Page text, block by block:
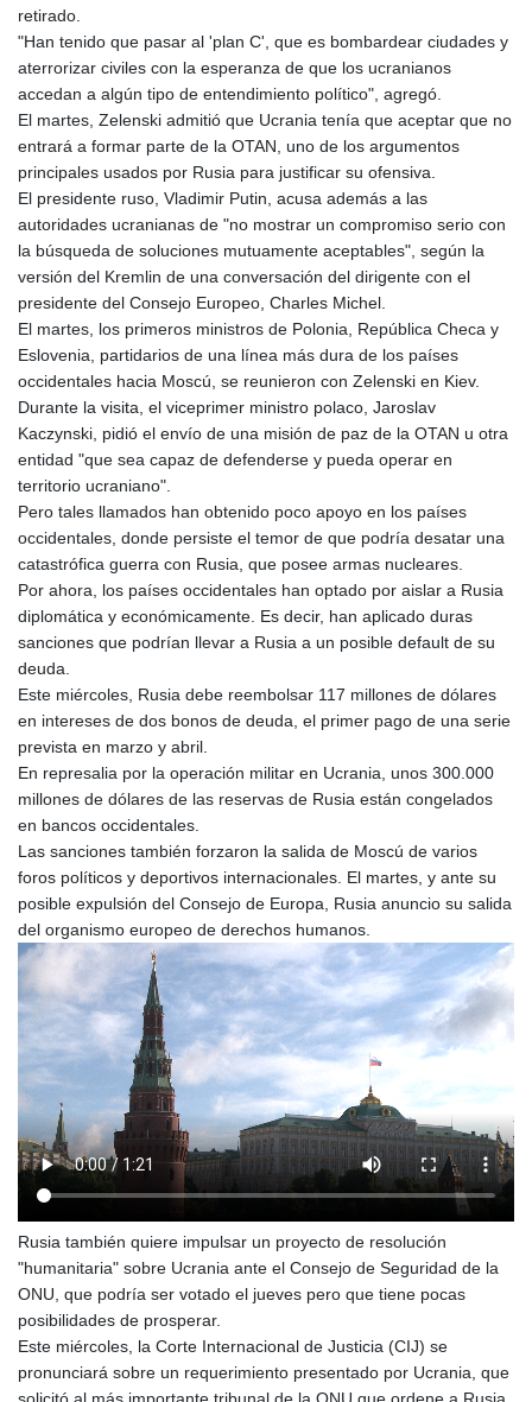
retirado.
"Han tenido que pasar al 'plan C', que es bombardear ciudades y
aterrorizar civiles con la esperanza de que los ucranianos
accedan a algún tipo de entendimiento político", agregó.
El martes, Zelenski admitió que Ucrania tenía que aceptar que no
entrará a formar parte de la OTAN, uno de los argumentos
principales usados por Rusia para justificar su ofensiva.
El presidente ruso, Vladimir Putin, acusa además a las
autoridades ucranianas de "no mostrar un compromiso serio con
la búsqueda de soluciones mutuamente aceptables", según la
versión del Kremlin de una conversación del dirigente con el
presidente del Consejo Europeo, Charles Michel.
El martes, los primeros ministros de Polonia, República Checa y
Eslovenia, partidarios de una línea más dura de los países
occidentales hacia Moscú, se reunieron con Zelenski en Kiev.
Durante la visita, el viceprimer ministro polaco, Jaroslav
Kaczynski, pidió el envío de una misión de paz de la OTAN u otra
entidad "que sea capaz de defenderse y pueda operar en
territorio ucraniano".
Pero tales llamados han obtenido poco apoyo en los países
occidentales, donde persiste el temor de que podría desatar una
catastrófica guerra con Rusia, que posee armas nucleares.
Por ahora, los países occidentales han optado por aislar a Rusia
diplomática y económicamente. Es decir, han aplicado duras
sanciones que podrían llevar a Rusia a un posible default de su
deuda.
Este miércoles, Rusia debe reembolsar 117 millones de dólares
en intereses de dos bonos de deuda, el primer pago de una serie
prevista en marzo y abril.
En represalia por la operación militar en Ucrania, unos 300.000
millones de dólares de las reservas de Rusia están congelados
en bancos occidentales.
Las sanciones también forzaron la salida de Moscú de varios
foros políticos y deportivos internacionales. El martes, y ante su
posible expulsión del Consejo de Europa, Rusia anuncio su salida
del organismo europeo de derechos humanos.
Rusia también quiere impulsar un proyecto de resolución
"humanitaria" sobre Ucrania ante el Consejo de Seguridad de la
ONU, que podría ser votado el jueves pero que tiene pocas
posibilidades de prosperar.
Este miércoles, la Corte Internacional de Justicia (CIJ) se
pronunciará sobre un requerimiento presentado por Ucrania, que